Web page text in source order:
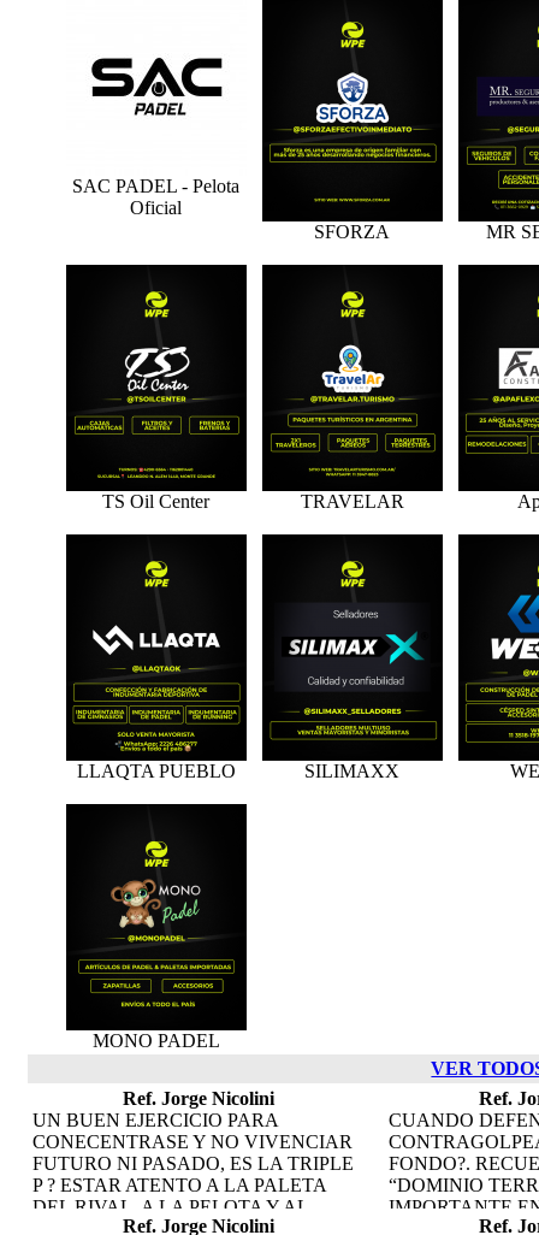
SAC PADEL - Pelota
Oficial
SFORZA
MR
TS Oil Center TRAVELAR
LLAQTA PUEBLO SILIMAXX
MONO PADEL
VER
Ref. Jorge Nicolini
UN BUEN EJERCICIO PARA
CONECENTRASE Y NO VIVENCIAR
FUTURO NI PASADO, ES LA TRIPLE
P ? ESTAR ATENTO A LA PALETA
DEL RIVAL, A LA PELOTA Y AL
PIQUE DE LA BOLA
Ref.
CUANDO
FONDO?.
“DOMINIO
IMPORTANTE
ESTAR “MAS
Ref. Jorge Nicolini
Ref.